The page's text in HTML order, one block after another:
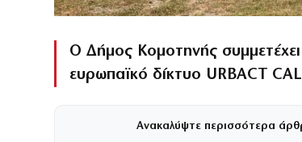
Ο Δήμος Κομοτηνής
ευρωπαϊκό δίκτυο URBACT
Ανακαλύψτε περισσότερα